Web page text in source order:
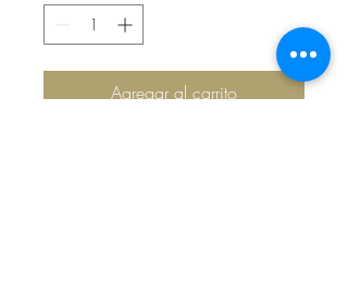
Agregar al carrito